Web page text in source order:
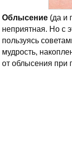
Облысение (да и
неприятная. Но с
пользуясь
мудрость,
от облысения при